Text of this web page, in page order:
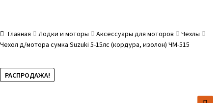
Главная Лодки и моторы Аксессуары для моторов
Чехлы
Чехол д/мотора сумка Suzuki 5-15лс (кордура, изолон) ЧМ-515
РАСПРОДАЖА!